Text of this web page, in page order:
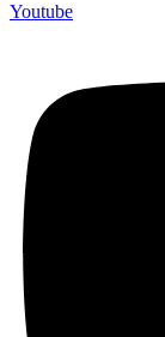
Youtube